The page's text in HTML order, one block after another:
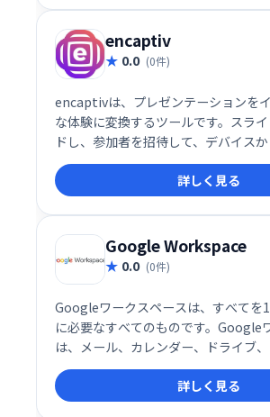
encaptiv
0.0 (0件)
encaptivは、プレゼンテーションを
な体験に変換するツールです。スラ
ドし、参加者を招待して、デバイス
ションを操作できます。仮想、ハイ
ベントに対応し、オーディエンスのエ
を高め、フィードバックを収集でき
ョンの開催や視聴者参加状況の追跡
客、ドナー、ファンの獲得を支援しま
詳しく見る
Google Workspace
0.0 (0件)
Googleワークスペースは、すべてを
に必要なすべてのものです。Google
は、メール、カレンダー、ドライブ
スプレッドシート、スライド、ミー
知っていて大好きな生産性アプリがす
ます。
詳しく見る